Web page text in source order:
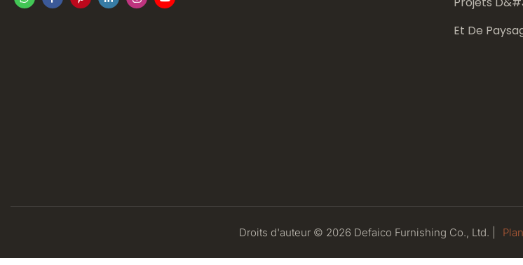
Et De
Droits d'auteur © 2026 Defaico Furnishing Co., Ltd. |